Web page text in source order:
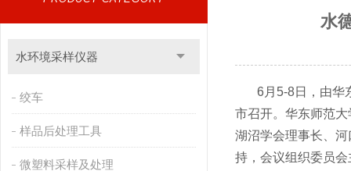
水环境采样仪器
绞车
样品后处理工具
微塑料采样及处理
水
6月5-8日，由华
市召开。华东师范
湖沼学会理事长、
持，会议组织委员